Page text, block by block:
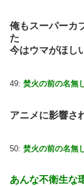
俺もスーパーカ
た
今はウマがほし
49: 焚火の前の名無
アニメに影響さ
50: 焚火の前の名無
あんな不衛生な